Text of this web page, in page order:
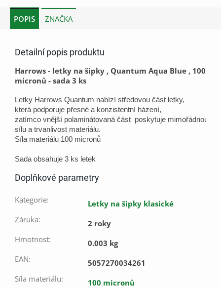
POPIS ZNAČKA
Detailní popis produktu
Harrows - letky na šipky , Quantum Aqua Blue , 100
micronů - sada 3 ks
Letky Harrows Quantum nabízí středovou část letky,
která podporuje přesné a konzistentní házení,
zatímco vnější polaminátovaná část  poskytuje mimořádnou
sílu a trvanlivost materiálu.
Síla materiálu 100 micronů
Sada obsahuje 3 ks letek
Doplňkové parametry
Kategorie:
Letky na šipky klasické
Záruka:
2 roky
Hmotnost:
0.003 kg
EAN:
5057270034261
Síla materiálu:
100 micronů